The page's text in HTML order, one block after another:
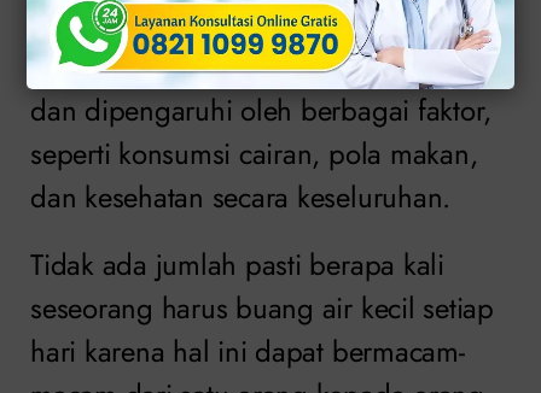
Sebenarnya, peningkatan hasrat buang
air kecil setiap orang dapat bervariasi
dan dipengaruhi oleh berbagai faktor,
seperti konsumsi cairan, pola makan,
dan kesehatan secara keseluruhan.
Tidak ada jumlah pasti berapa kali
seseorang harus buang air kecil setiap
hari karena hal ini dapat bermacam-